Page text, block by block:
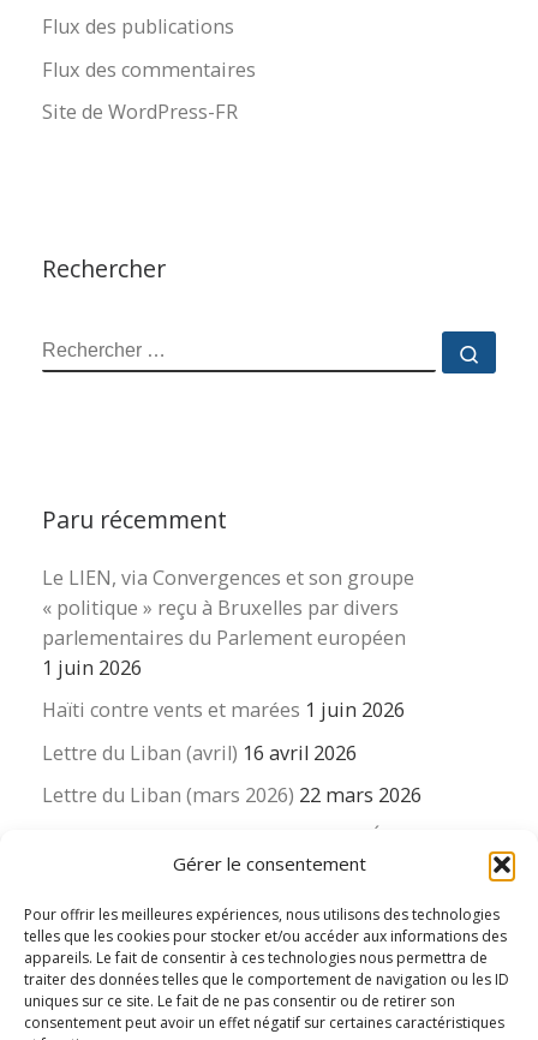
Gérer le consentement
Pour offrir les meilleures expériences, nous utilisons des technologies
telles que les cookies pour stocker et/ou accéder aux informations des
appareils. Le fait de consentir à ces technologies nous permettra de
traiter des données telles que le comportement de navigation ou les ID
uniques sur ce site. Le fait de ne pas consentir ou de retirer son
consentement peut avoir un effet négatif sur certaines caractéristiques
Flux des publications
Flux des commentaires
Site de WordPress-FR
Rechercher
RECHERCHER
Paru récemment
Le LIEN, via Convergences et son groupe
« politique » reçu à Bruxelles par divers
parlementaires du Parlement européen
1 juin 2026
Haïti contre vents et marées 1 juin 2026
Lettre du Liban (avril) 16 avril 2026
Lettre du Liban (mars 2026) 22 mars 2026
La revue « Educateur » décapitée ? L’Éducation
nouvelle et ses liens avec la revue du Syndicat
16 mars 2026